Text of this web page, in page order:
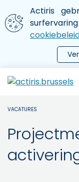
Aller au contenu
We gebruiken
Actiris
le menu
VACATURES